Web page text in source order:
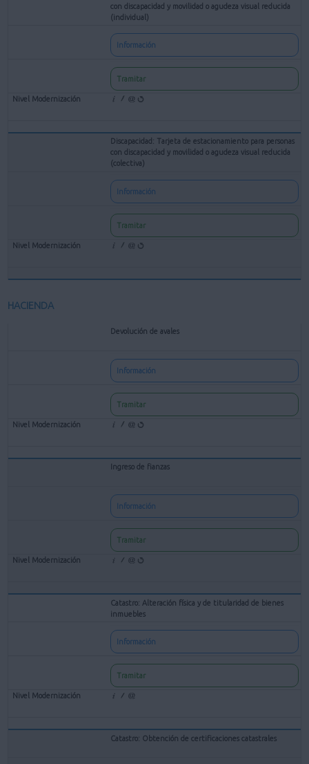
con discapacidad y movilidad o agudeza visual reducida
(individual)
Información
Tramitar
Discapacidad: Tarjeta de estacionamiento para personas
con discapacidad y movilidad o agudeza visual reducida
(colectiva)
Información
Tramitar
HACIENDA
Devolución de avales
Información
Tramitar
Ingreso de fianzas
Información
Tramitar
Catastro: Alteración física y de titularidad de bienes
inmuebles
Información
Tramitar
Catastro: Obtención de certificaciones catastrales